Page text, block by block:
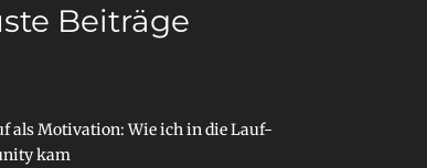
Beiträge
als Motivation: Wie ich in die Lauf-
kam